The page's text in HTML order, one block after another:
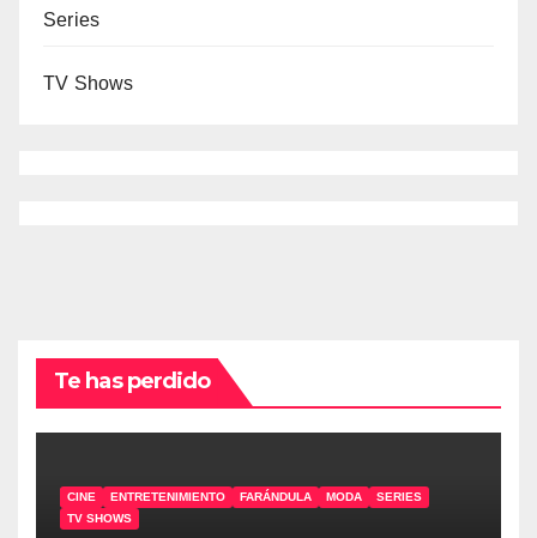
Series
TV Shows
Te has perdido
CINE ENTRETENIMIENTO FARÁNDULA MODA
SERIES
TV SHOWS